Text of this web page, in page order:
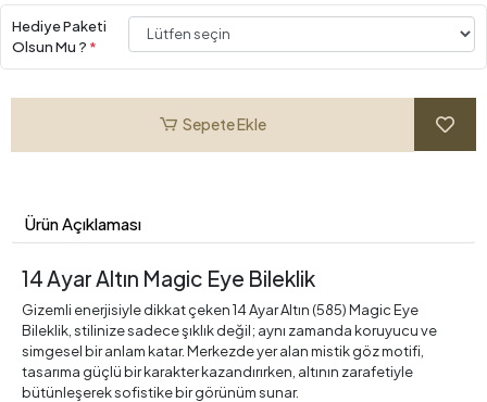
Hediye Paketi
Olsun Mu ? *
Sepete Ekle
Ürün Açıklaması
14 Ayar Altın Magic Eye Bileklik
Gizemli enerjisiyle dikkat çeken 14 Ayar Altın (585) Magic Eye
Bileklik, stilinize sadece şıklık değil; aynı zamanda koruyucu ve
simgesel bir anlam katar. Merkezde yer alan mistik göz motifi,
tasarıma güçlü bir karakter kazandırırken, altının zarafetiyle
bütünleşerek sofistike bir görünüm sunar.